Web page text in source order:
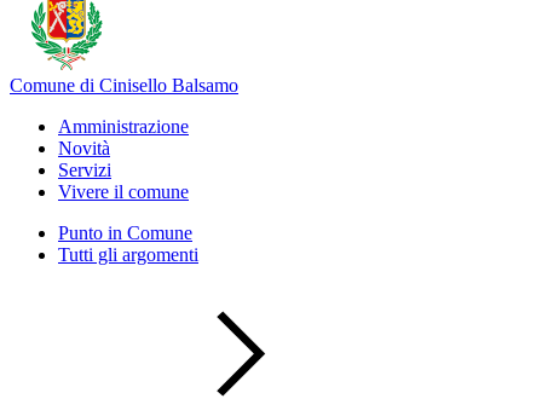
Comune di Cinisello Balsamo
Amministrazione
Novità
Servizi
Vivere il comune
Punto in Comune
Tutti gli argomenti